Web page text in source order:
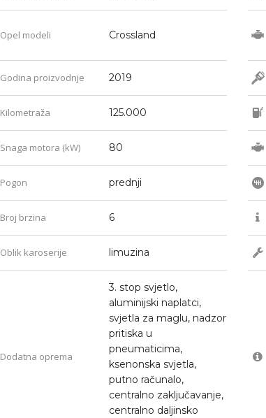
Opel modeli Crossland
Godina proizvodnje 2019
Kilometraža 125.000
Snaga motora (kW) 80
Pogon prednji
Broj brzina 6
Oblik karoserije limuzina
Dodatna oprema
3. stop svjetlo,
aluminijski naplatci,
svjetla za maglu, nadzor
pritiska u
pneumaticima,
ksenonska svjetla,
putno računalo,
centralno zaključavanje,
centralno daljinsko